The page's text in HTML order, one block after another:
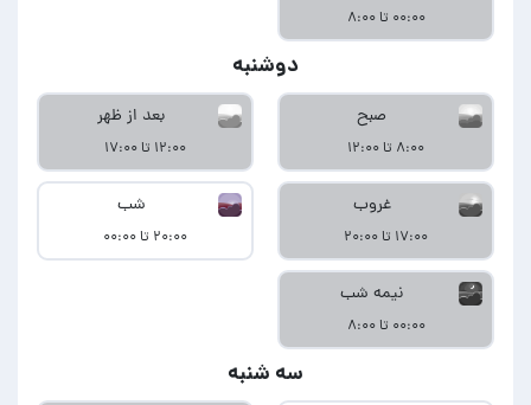
۰۰:۰۰ تا ۸:۰۰
دوشنبه
صبح
۸:۰۰ تا ۱۲:۰۰
بعد از ظهر
۱۲:۰۰ تا ۱۷:۰۰
غروب
۱۷:۰۰ تا ۲۰:۰۰
شب
۲۰:۰۰ تا ۰۰:۰۰
نیمه شب
۰۰:۰۰ تا ۸:۰۰
سه شنبه